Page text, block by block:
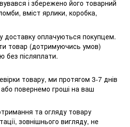
і збережено його товарний
вміст ярлики, коробка,
доставку оплачуються покупцем.
товар (дотримуючись умов)
без післяплати.
товару, ми протягом 3-7 днів
повернемо гроші на ваш
та огляду товару
зовнішнього вигляду, не